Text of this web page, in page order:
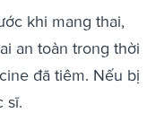
khi mang thai,
an toàn trong thời
đã tiêm. Nếu bị
sĩ.